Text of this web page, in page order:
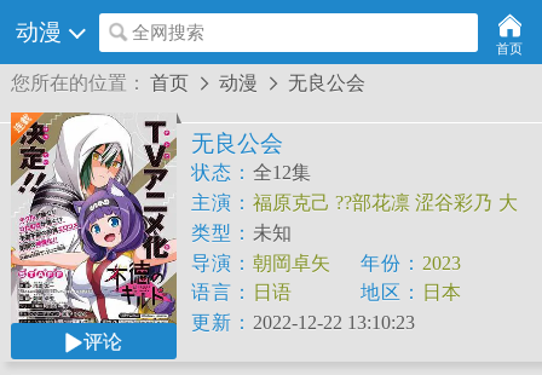
动漫 全网搜索
首页
您所在的位置： 首页  动漫  无良公会
评论
无良公会
状态： 全12集
主演： 福原克己 ??部花凛 涩谷彩乃 大
地叶 镰仓有那
类型： 未知
导演： 朝岡卓矢 年份： 2023
语言：
日语 地区：
日本
更新： 2022-12-22 13:10:23